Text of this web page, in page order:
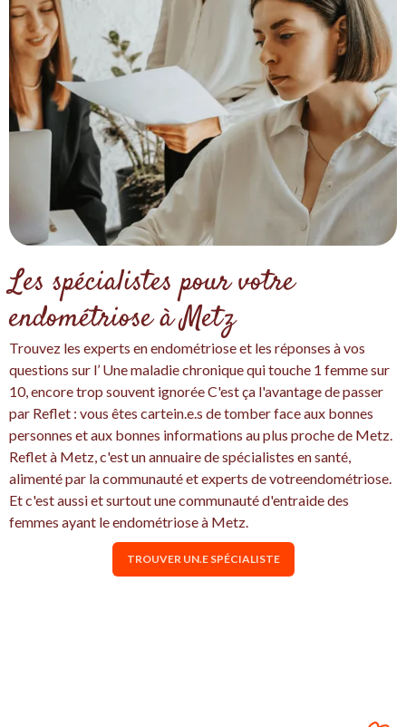
Les spécialistes pour votre
endométriose à Metz
Trouvez les experts en endométriose et les réponses à vos
questions sur l’ Une maladie chronique qui touche 1 femme sur
10, encore trop souvent ignorée C'est ça l'avantage de passer
par Reflet : vous êtes cartein.e.s de tomber face aux bonnes
personnes et aux bonnes informations au plus proche de Metz.
Reflet à Metz, c'est un annuaire de spécialistes en santé,
alimenté par la communauté et experts de votreendométriose.
Et c'est aussi et surtout une communauté d'entraide des
femmes ayant le endométriose à Metz.
TROUVER UN.E SPÉCIALISTE